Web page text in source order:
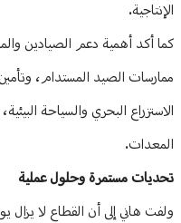
الإنتاجية.
كما أكد أهمية دعم الصيادين
ممارسات الصيد المستدام،
الاستزراع البحري والسياحة
المعدات.
تحديات مستمرة وحلول عملية
ولفت هاني إلى أن القطاع لا